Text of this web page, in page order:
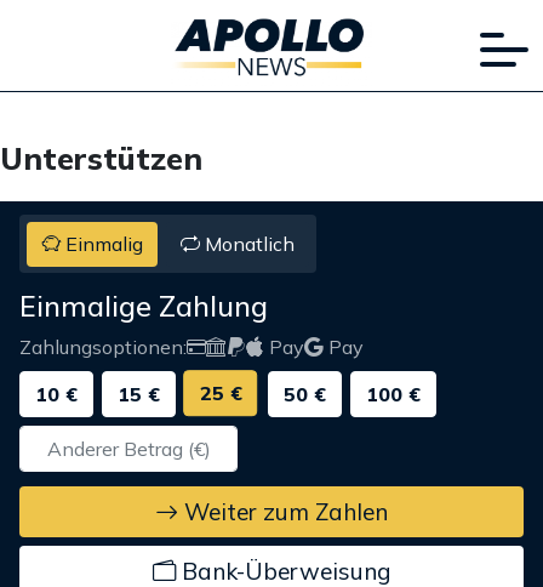
Unterstützen
Einmalig Monatlich
Einmalige Zahlung
Zahlungsoptionen: Pay
Pay
10 €
15 € 25 € 50 € 100 €
Weiter zum Zahlen
Bank-Überweisung